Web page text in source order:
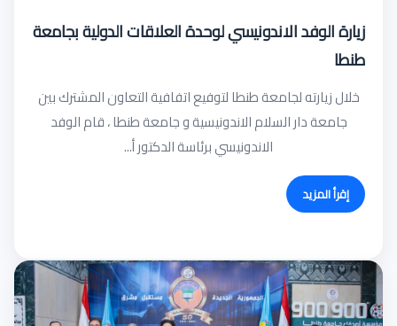
زيارة الوفد الاندونيسي لوحدة العلاقات الدولية بجامعة
طنطا
خلال زيارته لجامعة طنطا لتوفيع اتفافية التعاون المشترك بين
جامعة دار السلام الاندونيسية و جامعة طنطا ، قام الوفد
الاندونيسي برئاسة الدكتور أ...
إقرأ المزيد